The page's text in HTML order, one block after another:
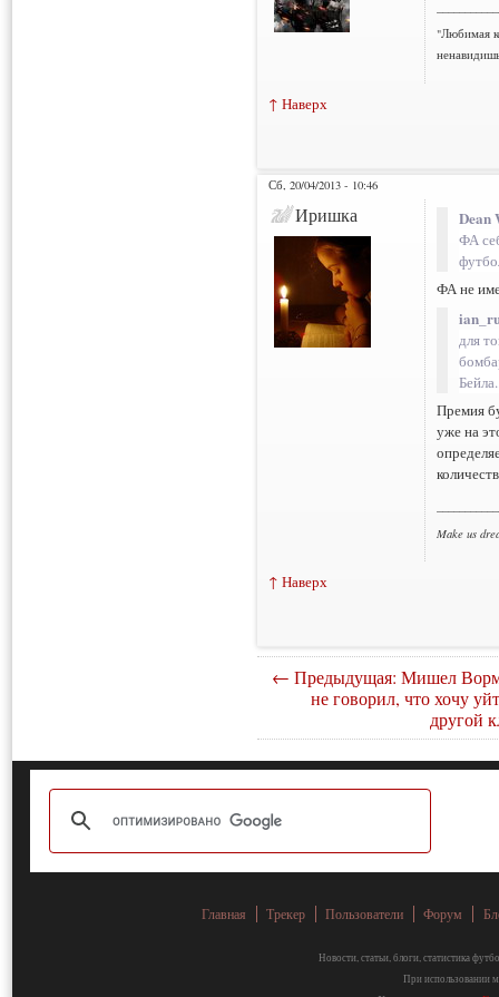
"Любимая
↑ Наверх
Сб, 20/04/2013 - 10:46
Иришка Dean
ФА
ФА не
для
Премия
уже на
Make us
↑ Наверх
← Предыдущая: Мишел
не говорил, что хочу
другой
Главная Трекер Пользователи Форум
Новости, статьи, блоги, статистика
При использовании